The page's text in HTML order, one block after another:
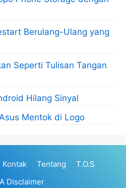
Berulang-Ulang yang
Seperti Tulisan Tangan
Hilang Sinyal
Mentok di Logo
Kontak Tentang
T.O.S
Disclaimer